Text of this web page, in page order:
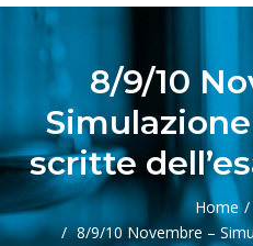
8/9/10
scritte
Home
8/9/10 Novembre –